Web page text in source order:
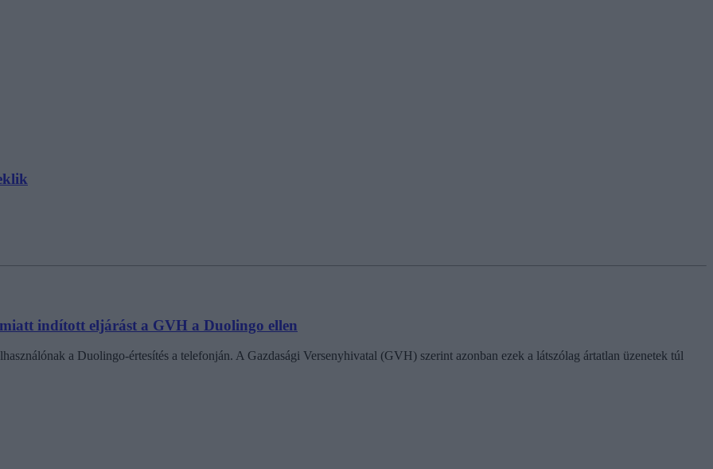
miatt indított eljárást a GVH a Duolingo ellen
a Duolingo-értesítés a telefonján. A Gazdasági Versenyhivatal (GVH) szerint azonban ezek a látszólag ártatlan üzenetek túl